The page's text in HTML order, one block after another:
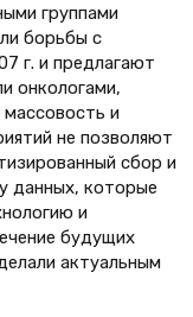
группами
борьбы с
г. и предлагают
онкологами,
и
не позволяют
сбор и
данных, которые
и
будущих
актуальным